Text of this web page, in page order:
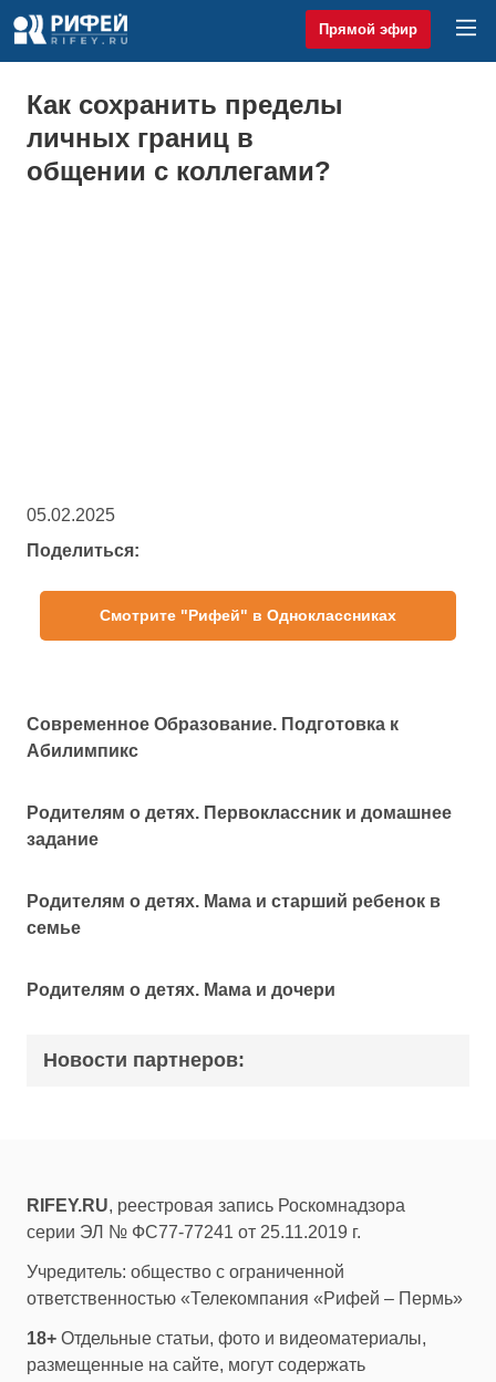
Прямой эфир
Как сохранить пределы
личных границ в
общении с коллегами?
05.02.2025
Поделиться:
Смотрите "Рифей" в Одноклассниках
Современное Образование. Подготовка к
Абилимпикс
Родителям о детях. Первоклассник и домашнее
задание
Родителям о детях. Мама и старший ребенок в
семье
Родителям о детях. Мама и дочери
Новости партнеров:
RIFEY.RU, реестровая запись Роскомнадзора
серии ЭЛ № ФС77-77241 от 25.11.2019 г.
Учредитель: общество с ограниченной
ответственностью «Телекомпания «Рифей – Пермь»
18+ Отдельные статьи, фото и видеоматериалы,
размещенные на сайте, могут содержать